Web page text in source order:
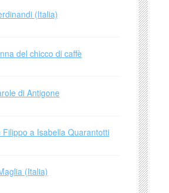
(Italia)
del chicco di caffè
di Antigone
Filippo a Isabella Quarantotti
(Italia)